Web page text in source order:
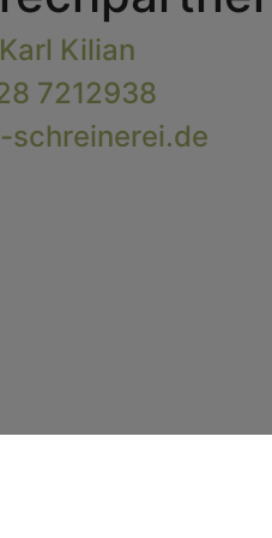
Kilian
7212938
schreinerei.de